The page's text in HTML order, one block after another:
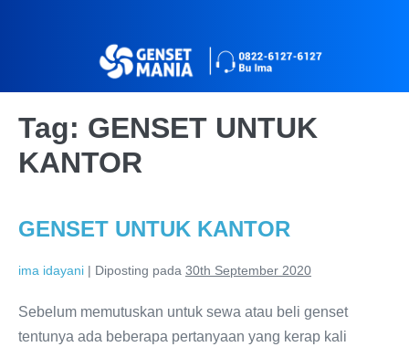
Tag: GENSET UNTUK
KANTOR
GENSET UNTUK KANTOR
ima idayani | Diposting pada 30th September 2020
Sebelum memutuskan untuk sewa atau beli genset
tentunya ada beberapa pertanyaan yang kerap kali